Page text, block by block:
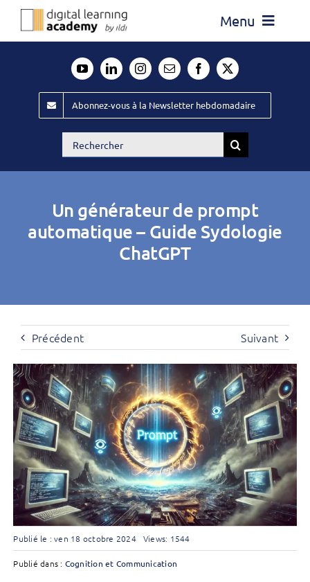
Passer
Menu
Évènements ILDI
Offres d’emploi
Publiez
Abonnez-vous à la Newsletter hebdomadaire
Rechercher:
Un générateur de prompt
automatique – Guide Sydologie
ChatGPT
Précédent Suivant
Publié le : ven 18 octobre 2024 Views: 1544
Publié dans : Cognition et Communication